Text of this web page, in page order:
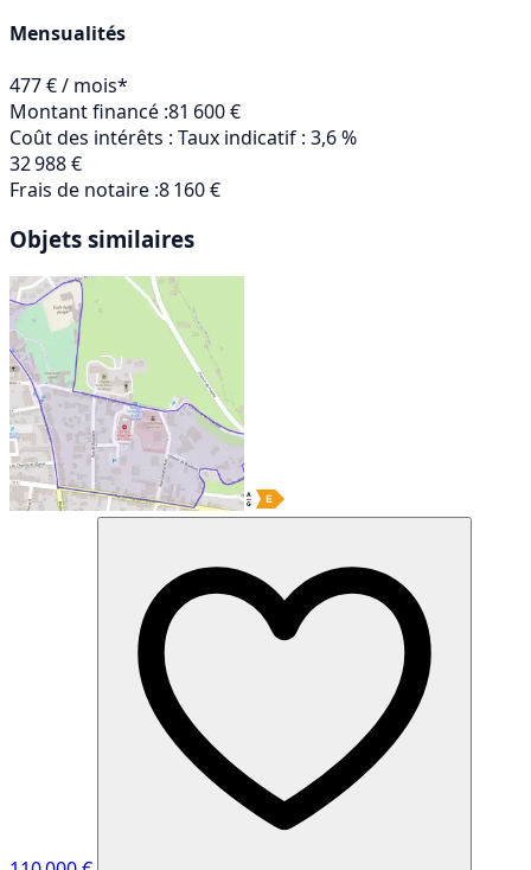
Mensualités
477 € / mois*
Montant financé :81 600 €
Coût des intérêts : Taux indicatif : 3,6 %
32 988 €
Frais de notaire :8 160 €
Objets similaires